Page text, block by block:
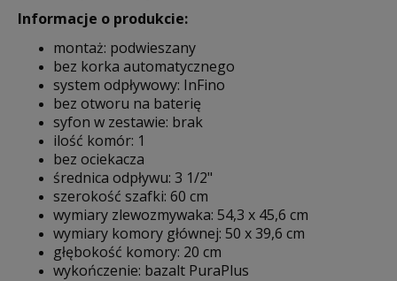
Informacje o produkcie:
montaż: podwieszany
bez korka automatycznego
system odpływowy: InFino
bez otworu na baterię
syfon w zestawie: brak
ilość komór: 1
bez ociekacza
średnica odpływu: 3 1/2"
szerokość szafki: 60 cm
wymiary zlewozmywaka: 54,3 x 45,6 cm
wymiary komory głównej: 50 x 39,6 cm
głębokość komory: 20 cm
wykończenie: bazalt PuraPlus